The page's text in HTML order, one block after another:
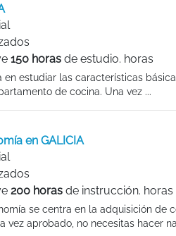
150 horas de estudio. horas
en estudiar las características
de cocina. Una vez ...
en GALICIA
200 horas de instrucción. horas
se centra en la adquisición
vez aprobado, no necesitas hacer